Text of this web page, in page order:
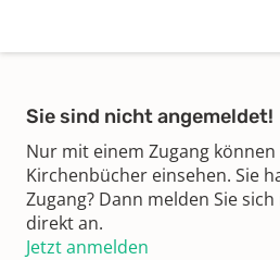
Sie sind nicht angemeldet!
Nur mit einem Zugang
Kirchenbücher einsehen. Sie
Zugang? Dann melden Sie
direkt an.
Jetzt anmelden